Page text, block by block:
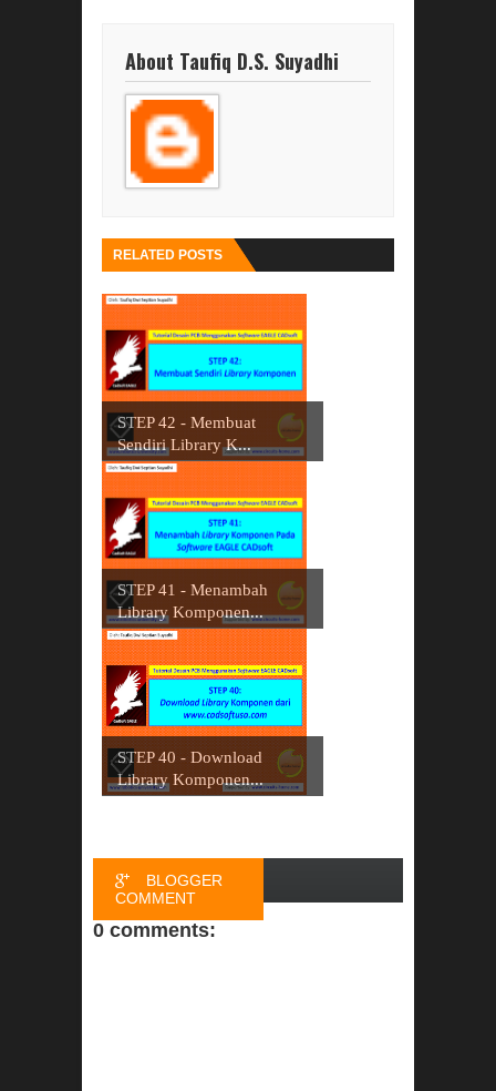
About Taufiq D.S. Suyadhi
RELATED POSTS
STEP 42 - Membuat
Sendiri Library K...
STEP 41 - Menambah
Library Komponen...
STEP 40 - Download
Library Komponen...
BLOGGER
COMMENT
FACEBOOK
0 comments: